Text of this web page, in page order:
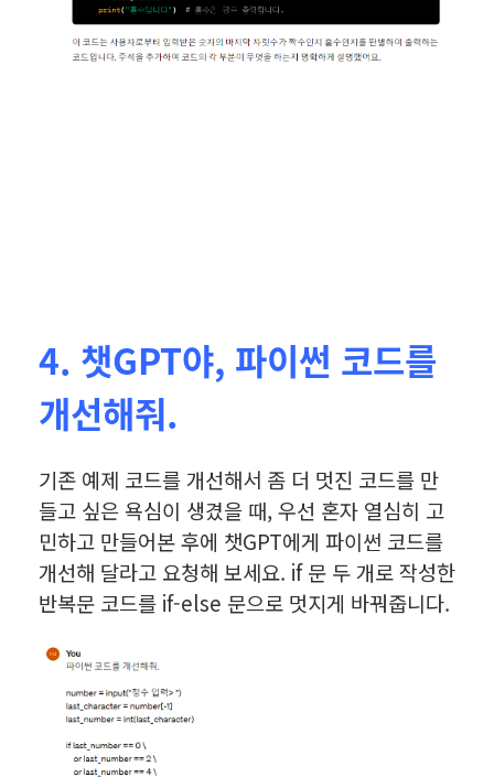
4. 챗GPT야, 파이썬 코드를
개선해줘.
기존 예제 코드를 개선해서 좀 더 멋진 코드를 만
들고 싶은 욕심이 생겼을 때, 우선 혼자 열심히 고
민하고 만들어본 후에 챗GPT에게 파이썬 코드를
개선해 달라고 요청해 보세요. if 문 두 개로 작성한
반복문 코드를 if-else 문으로 멋지게 바꿔줍니다.